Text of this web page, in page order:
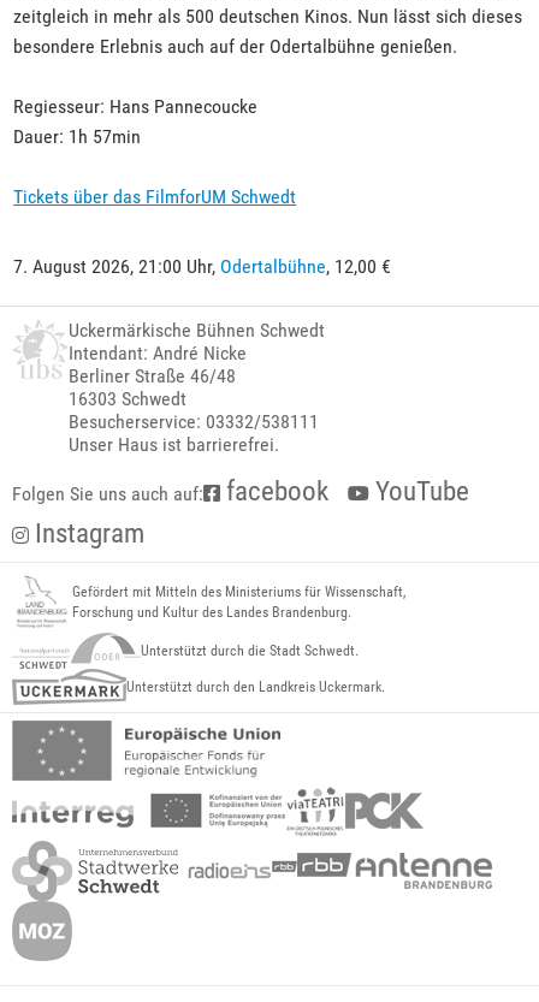
zeitgleich in mehr als 500 deutschen Kinos. Nun lässt sich dieses
besondere Erlebnis auch auf der Odertalbühne genießen.
Regiesseur: Hans Pannecoucke
Dauer: 1h 57min
Tickets über das FilmforUM Schwedt
7. August 2026, 21:00 Uhr, Odertalbühne, 12,00 €
Uckermärkische Bühnen Schwedt
Intendant: André Nicke
Berliner Straße 46/48
16303 Schwedt
Besucherservice: 03332/538111
Unser Haus ist barrierefrei.
Folgen Sie uns auch auf: facebook
YouTube
Instagram
Gefördert mit Mitteln des Ministeriums für Wissenschaft,
Forschung und Kultur des Landes Brandenburg.
Unterstützt durch die Stadt Schwedt.
Unterstützt durch den Landkreis Uckermark.